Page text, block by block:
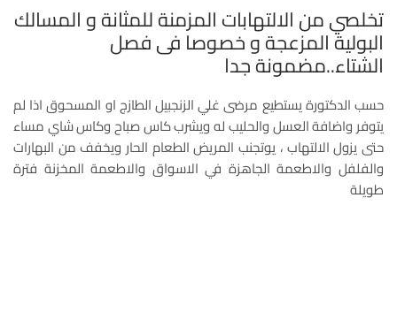
تخلصي من الالتهابات المزمنة للمثانة و المسالك
البولية المزعجة و خصوصا فى فصل
الشتاء..مضمونة جدا
حسب الدكتورة يستطيع مرضى غلي الزنجبيل الطازج او المسحوق اذا لم
يتوفر واضافة العسل والحليب له ويشرب كاس صباح وكاس شاي مساء
حتى يزول الالتهاب ، يوتجنب المريض الطعام الحار ويخفف من البهارات
والفلفل والاطعمة الجاهزة في الاسواق والاطعمة المخزنة فترة
طويلة